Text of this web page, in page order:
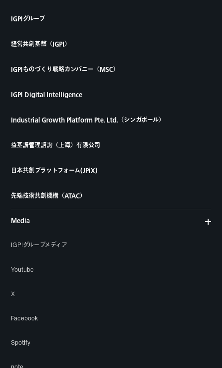
Media
IGPIグループメディア
Youtube
X
Facebook
Spotify
IGPIグループ
経営共創基盤（IGPI）
IGPIものづくり戦略カンパニー（MSC）
IGPI Digital Intelligence
Industrial Growth Platform Pte. Ltd.（シンガポール）
益基譜管理諮詢（上海）有限公司
日本共創プラットフォーム(JPiX)
先端技術共創機構（ATAC）